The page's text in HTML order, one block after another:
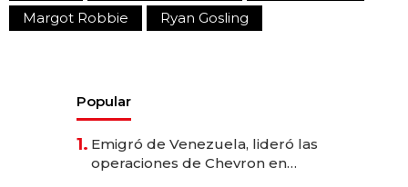
Margot Robbie
Ryan Gosling
Popular
1. Emigró de Venezuela, lideró las
operaciones de Chevron en